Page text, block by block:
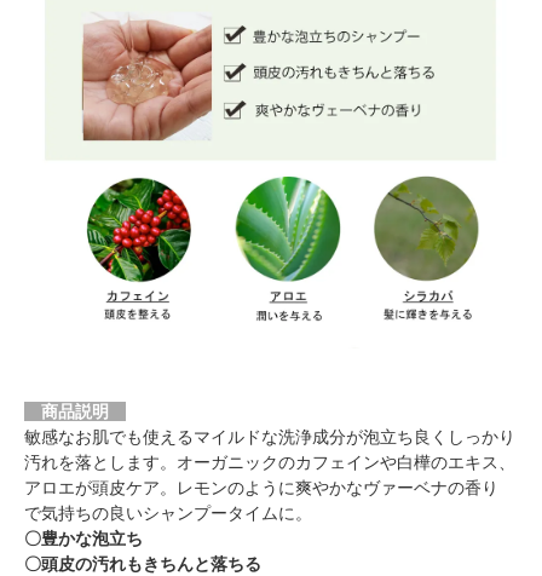
商品説明
敏感なお肌でも使えるマイルドな洗浄成分が泡立ち良くしっかり
汚れを落とします。オーガニックのカフェインや白樺のエキス、
アロエが頭皮ケア。レモンのように爽やかなヴァーベナの香り
で気持ちの良いシャンプータイムに。
〇豊かな泡立ち
〇頭皮の汚れもきちんと落ちる